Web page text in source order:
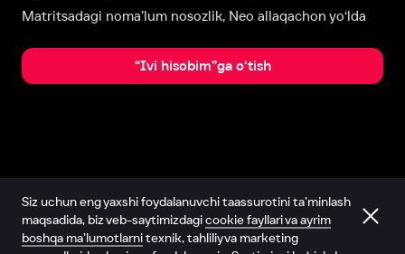
Matritsadagi noma’lum nosozlik, Neo allaqachon yo‘lda
“Ivi hisobim”ga o‘tish
Siz uchun eng yaxshi foydalanuvchi taassurotini ta’minlash
maqsadida, biz veb-saytimizdagicookie fayllari va ayrim
boshqa ma’lumotlarnitexnik, tahliliy va marketing